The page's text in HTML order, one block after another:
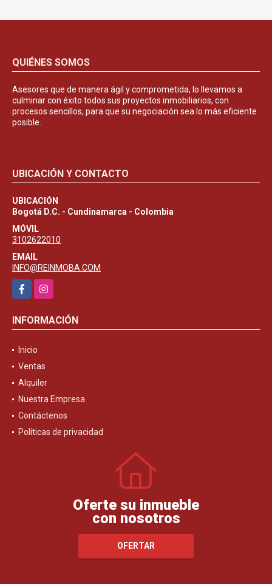
QUIÉNES SOMOS
Asesores que de manera ágil y comprometida, lo llevamos a
culminar con éxito todos sus proyectos inmobiliarios, con
procesos sencillos, para que su negociación sea lo más eficiente
posible.
UBICACIÓN Y CONTACTO
UBICACIÓN
Bogotá D.C. - Cundinamarca - Colombia
MÓVIL
3102622010
EMAIL
INFO@REINMOBA.COM
FacebookInstagram
INFORMACIÓN
Inicio
Ventas
Alquiler
Nuestra Empresa
Contáctenos
Políticas de privacidad
Oferte su inmueble
con nosotros
OFERTAR